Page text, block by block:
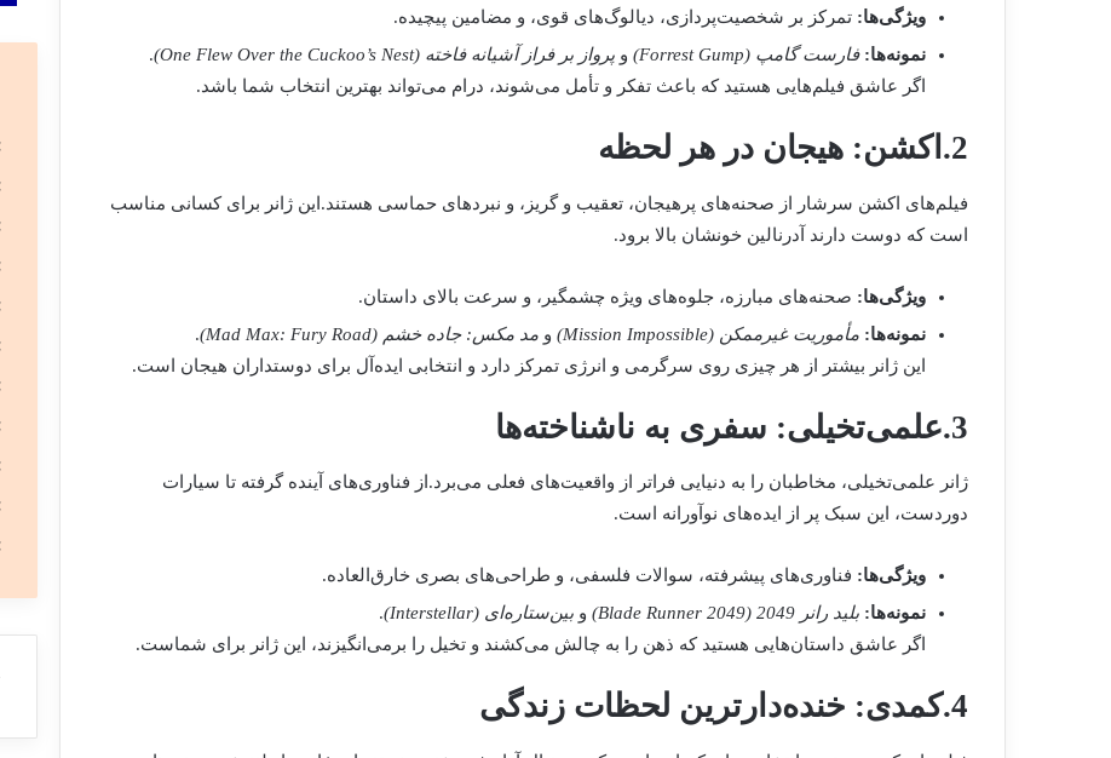
ویژگی‌ها: تمرکز بر شخصیت‌پردازی، دیالوگ‌های قوی، و مضامین پیچیده.
نمونه‌ها: فارست گامپ (Forrest Gump) و پرواز بر فراز آشیانه فاخته (One Flew Over the Cuckoo’s Nest)
.
اگر عاشق فیلم‌هایی هستید که باعث تفکر و تأمل می‌شوند، درام می‌تواند بهترین انتخاب شما باشد.
2.اکشن: هیجان در هر لحظه
فیلم‌های اکشن سرشار از صحنه‌های پرهیجان، تعقیب و گریز، و نبردهای حماسی هستند.این ژانر برای کسانی مناسب
است که دوست دارند آدرنالین خونشان بالا برود.
ویژگی‌ها: صحنه‌های مبارزه، جلوه‌های ویژه چشمگیر، و سرعت بالای داستان.
نمونه‌ها: مأموریت غیرممکن (Mission Impossible) و مد مکس: جاده خشم (Mad Max: Fury Road)
.
این ژانر بیشتر از هر چیزی روی سرگرمی و انرژی تمرکز دارد و انتخابی ایده‌آل برای دوستداران هیجان است.
3.علمی‌تخیلی: سفری به ناشناخته‌ها
ژانر علمی‌تخیلی، مخاطبان را به دنیایی فراتر از واقعیت‌های فعلی می‌برد.از فناوری‌های آینده گرفته تا سیارات
دوردست، این سبک پر از ایده‌های نوآورانه است.
ویژگی‌ها: فناوری‌های پیشرفته، سوالات فلسفی، و طراحی‌های بصری خارق‌العاده.
نمونه‌ها: بلید رانر 2049 (Blade Runner 2049) و بین‌ستاره‌ای (Interstellar)
.
اگر عاشق داستان‌هایی هستید که ذهن را به چالش می‌کشند و تخیل را برمی‌انگیزند، این ژانر برای شماست.
4.کمدی: خنده‌دارترین لحظات زندگی